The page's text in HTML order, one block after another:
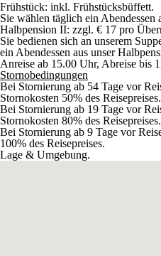
Frühstück: inkl. Frühstücksbüffett.
Sie wählen täglich ein Abendessen
Halbpension II: zzgl. € 17 pro
Sie bedienen sich an unserem
ein Abendessen aus unser
Anreise ab 15.00 Uhr, Abreise bis
Stornobedingungen
Bei Stornierung ab 54 Tage vor
Stornokosten 50% des Reisepreises.
Bei Stornierung ab 19 Tage vor
Stornokosten 80% des Reisepreises.
Bei Stornierung ab 9 Tage vor
100% des Reisepreises.
Lage & Umgebung.